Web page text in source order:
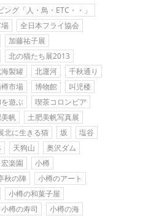
グ「人・鳥・ETC・・」
場
全日本フライ協会
加藤祐子展
北の猫たち展2013
製罐 北運河
千秋通り
市場 博物館
叫児楼
遊ぶ
喫茶コロンビア
帆
土肥美帆写真展
北に生きる猫
坂
塩谷
天狗山
奥沢ダム
宏楽園
小樽
秋の陣
小樽のアート
小樽の和菓子屋
小樽の寿司
小樽の海